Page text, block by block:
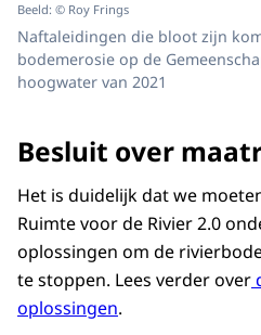
Beeld: © Roy Frings
Naftaleidingen die bloot zijn
bodemerosie op de
hoogwater van 2021
Besluit over
Het is duidelijk dat we
Ruimte voor de Rivier 2.0
oplossingen om de
te stoppen. Lees verder over
oplossingen.